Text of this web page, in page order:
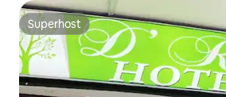
Superhost
Superhost